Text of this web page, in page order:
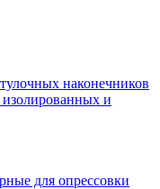
наконечников
и
для опрессовки